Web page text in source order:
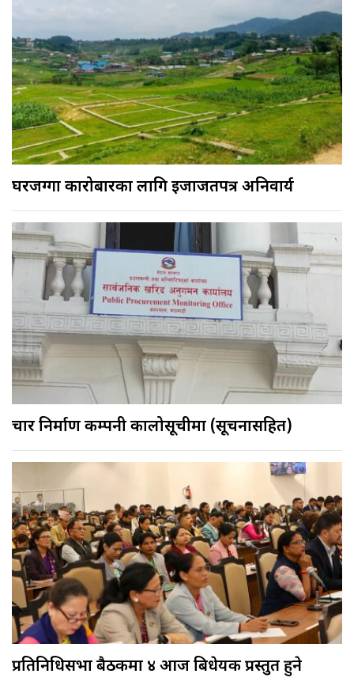
घरजग्गा कारोबारका लागि इजाजतपत्र अनिवार्य
चार निर्माण कम्पनी कालोसूचीमा (सूचनासहित)
प्रतिनिधिसभा बैठकमा ४ आज बिधेयक प्रस्तुत हुने